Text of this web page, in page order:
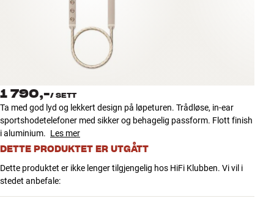
INSPIRASJON
NYHETER
TILBUD
Finn Butikk
Kundeservice
1 790,-/ SETT
Ta med god lyd og lekkert design på løpeturen. Trådløse, in-ear
sportshodetelefoner med sikker og behagelig passform. Flott finish
i aluminium. Les mer
DETTE PRODUKTET ER UTGÅTT
Dette produktet er ikke lenger tilgjengelig hos HiFi Klubben. Vi vil i
stedet anbefale: